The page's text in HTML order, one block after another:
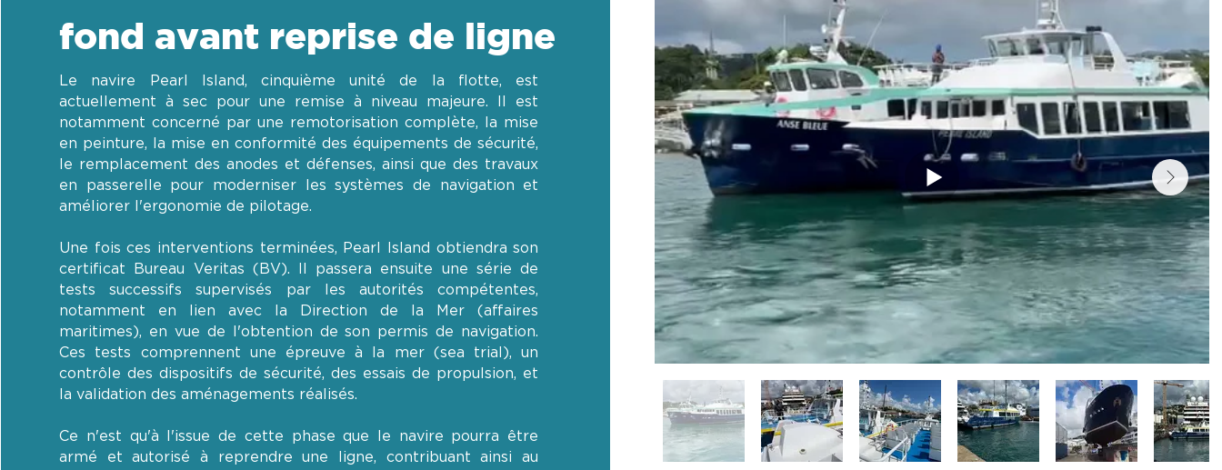
fond avant reprise de ligne
Le navire Pearl Island, cinquième unité de la flotte, est
actuellement à sec pour une remise à niveau majeure. Il est
notamment concerné par une remotorisation complète, la mise
en peinture, la mise en conformité des équipements de sécurité,
le remplacement des anodes et défenses, ainsi que des travaux
en passerelle pour moderniser les systèmes de navigation et
améliorer l'ergonomie de pilotage.
Une fois ces interventions terminées, Pearl Island obtiendra son
certificat Bureau Veritas (BV). Il passera ensuite une série de
tests successifs supervisés par les autorités compétentes,
notamment en lien avec la Direction de la Mer (affaires
maritimes), en vue de l'obtention de son permis de navigation.
Ces tests comprennent une épreuve à la mer (sea trial), un
contrôle des dispositifs de sécurité, des essais de propulsion, et
la validation des aménagements réalisés.
Ce n'est qu'à l'issue de cette phase que le navire pourra être
armé et autorisé à reprendre une ligne, contribuant ainsi au